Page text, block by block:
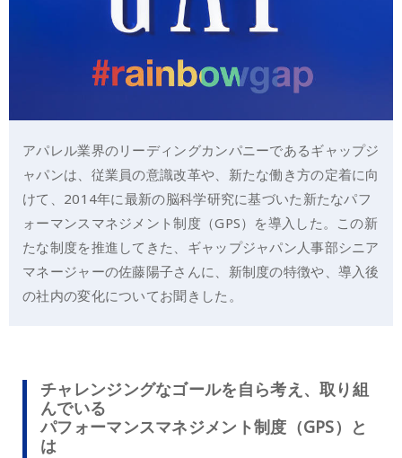
アパレル業界のリーディングカンパニーであるギャップジ
ャパンは、従業員の意識改革や、新たな働き方の定着に向
けて、2014年に最新の脳科学研究に基づいた新たなパフ
ォーマンスマネジメント制度（GPS）を導入した。この新
たな制度を推進してきた、ギャップジャパン人事部シニア
マネージャーの佐藤陽子さんに、新制度の特徴や、導入後
の社内の変化についてお聞きした。
チャレンジングなゴールを自ら考え、取り組
んでいる
パフォーマンスマネジメント制度（GPS）と
は